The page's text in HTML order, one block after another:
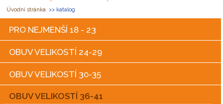
Úvodní stránka >> katalog
PRO NEJMENŠÍ 18 - 23
OBUV VELIKOSTÍ 24-29
OBUV VELIKOSTÍ 30-35
OBUV VELIKOSTÍ 36-41